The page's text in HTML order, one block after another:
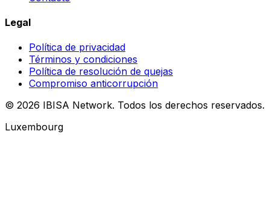
Legal
Política de privacidad
Términos y condiciones
Política de resolución de quejas
Compromiso anticorrupción
© 2026 IBISA Network. Todos los derechos reservados.
Luxembourg